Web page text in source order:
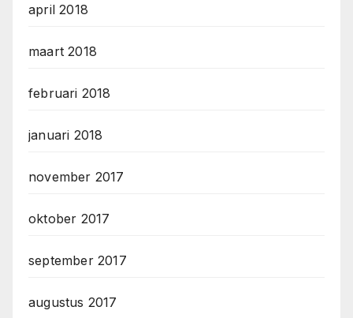
april 2018
maart 2018
februari 2018
januari 2018
november 2017
oktober 2017
september 2017
augustus 2017